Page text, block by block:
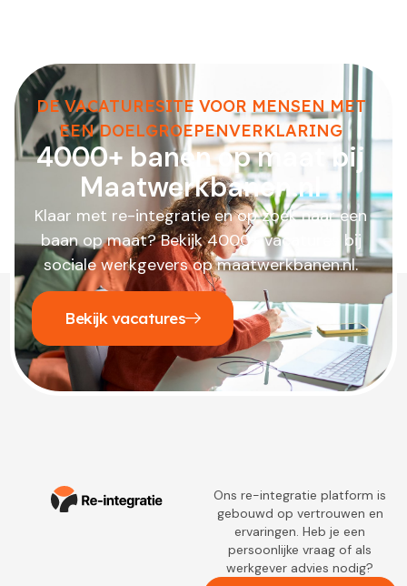
DE VACATURESITE VOOR MENSEN MET
EEN DOELGROEPENVERKLARING
4000+ banen op maat bij
Maatwerkbanen.nl
Klaar met re-integratie en op zoek naar een
baan op maat? Bekijk 4000+ vacatures bij
sociale werkgevers op maatwerkbanen.nl.
Bekijk vacatures
Ons re-integratie platform is
gebouwd op vertrouwen en
ervaringen. Heb je een
persoonlijke vraag of als
werkgever advies nodig?